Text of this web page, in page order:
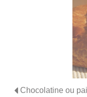
Chocolatine ou